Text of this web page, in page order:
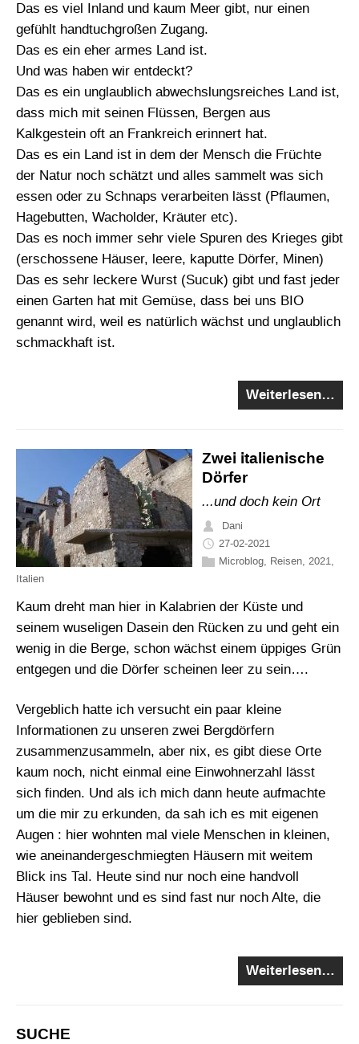
Das es viel Inland und kaum Meer gibt, nur einen
gefühlt handtuchgroßen Zugang.
Das es ein eher armes Land ist.
Und was haben wir entdeckt?
Das es ein unglaublich abwechslungsreiches Land ist,
dass mich mit seinen Flüssen, Bergen aus
Kalkgestein oft an Frankreich erinnert hat.
Das es ein Land ist in dem der Mensch die Früchte
der Natur noch schätzt und alles sammelt was sich
essen oder zu Schnaps verarbeiten lässt (Pflaumen,
Hagebutten, Wacholder, Kräuter etc).
Das es noch immer sehr viele Spuren des Krieges gibt
(erschossene Häuser, leere, kaputte Dörfer, Minen)
Das es sehr leckere Wurst (Sucuk) gibt und fast jeder
einen Garten hat mit Gemüse, dass bei uns BIO
genannt wird, weil es natürlich wächst und unglaublich
schmackhaft ist.
Weiterlesen…
Zwei italienische
Dörfer
...und doch kein Ort
Dani
27-02-2021
Microblog, Reisen, 2021,
Italien
Kaum dreht man hier in Kalabrien der Küste und
seinem wuseligen Dasein den Rücken zu und geht ein
wenig in die Berge, schon wächst einem üppiges Grün
entgegen und die Dörfer scheinen leer zu sein….
Vergeblich hatte ich versucht ein paar kleine
Informationen zu unseren zwei Bergdörfern
zusammenzusammeln, aber nix, es gibt diese Orte
kaum noch, nicht einmal eine Einwohnerzahl lässt
sich finden. Und als ich mich dann heute aufmachte
um die mir zu erkunden, da sah ich es mit eigenen
Augen : hier wohnten mal viele Menschen in kleinen,
wie aneinandergeschmiegten Häusern mit weitem
Blick ins Tal. Heute sind nur noch eine handvoll
Häuser bewohnt und es sind fast nur noch Alte, die
hier geblieben sind.
Weiterlesen…
SUCHE